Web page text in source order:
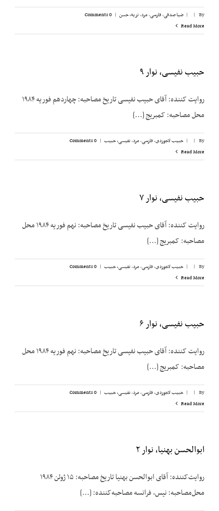
By
|
| ضیا صدقی,فارسی,مرد,نزیه، حسن |
0 Comments
Read More
حبیب نفیسی، نوار ۹
روایت کننده: آقای حبیب نفیسی تاریخ مصاحبه: چهاردهم فوریه ۱۹۸۴
محل مصاحبه: کمبریج [...]
By
|
| حبیب لاجوردی,فارسی,مرد,نفیسی، حبیب |
0 Comments
Read More
حبیب نفیسی، نوار ۷
روایت کننده: آقای حبیب نفیسی تاریخ مصاحبه: نهم فوریه ۱۹۸۴ محل
مصاحبه: کمبریج [...]
By
|
| حبیب لاجوردی,فارسی,مرد,نفیسی، حبیب |
0 Comments
Read More
حبیب نفیسی، نوار ۶
روایت کننده: آقای حبیب نفیسی تاریخ مصاحبه: نهم فوریه ۱۹۸۴ محل
مصاحبه: کمبریج [...]
By
|
| حبیب لاجوردی,فارسی,مرد,نفیسی، حبیب |
0 Comments
Read More
ابوالحسن بهنیا، نوار ۲
روایت‌کننده: آقای ابوالحسن بهنیا تاریخ مصاحبه: ۱۵ ژوئن ۱۹۸۴
محل‌مصاحبه: نیس، فرانسه مصاحبه‌کننده: [...]